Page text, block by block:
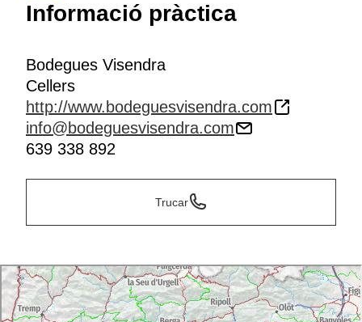
Informació pràctica
Bodegues Visendra
Cellers
http://www.bodeguesvisendra.com
info@bodeguesvisendra.com
639 338 892
Trucar